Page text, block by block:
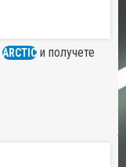
ARCTIC и получете